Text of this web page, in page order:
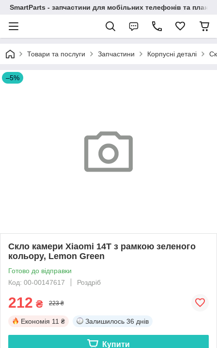
SmartParts - запчастини для мобільних телефонів та
Товари та послуги Запчастини Корпусні деталі
–5%
Скло камери Xiaomi 14T з рамкою зеленого
кольору, Lemon Green
Готово до відправки
Код: 00-00147617
Роздріб
212 ₴ 223 ₴
Економія 11 ₴ Залишилось 36 днів
Купити